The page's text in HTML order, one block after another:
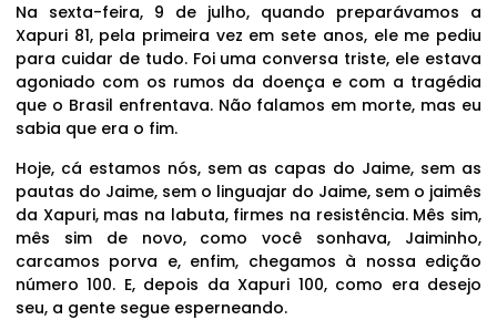
Na sexta-feira, 9 de julho, quando preparávamos a
Xapuri 81, pela primeira vez em sete anos, ele me pediu
para cuidar de tudo. Foi uma conversa triste, ele estava
agoniado com os rumos da doença e com a tragédia
que o Brasil enfrentava. Não falamos em morte, mas eu
sabia que era o fim.
Hoje, cá estamos nós, sem as capas do Jaime, sem as
pautas do Jaime, sem o linguajar do Jaime, sem o jaimês
da Xapuri, mas na labuta, firmes na resistência. Mês sim,
mês sim de novo, como você sonhava, Jaiminho,
carcamos porva e, enfim, chegamos à nossa edição
número 100. E, depois da Xapuri 100, como era desejo
seu, a gente segue esperneando.